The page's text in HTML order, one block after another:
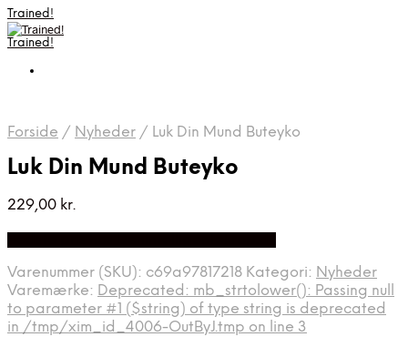
Trained!
Trained!
Forside / Nyheder / Luk Din Mund Buteyko
Luk Din Mund Buteyko
229,00 kr.
Varenummer (SKU): c69a97817218 Kategori: Nyheder
Varemærke: Deprecated: mb_strtolower(): Passing null
to parameter #1 ($string) of type string is deprecated
in /tmp/xim_id_4006-OutByJ.tmp on line 3